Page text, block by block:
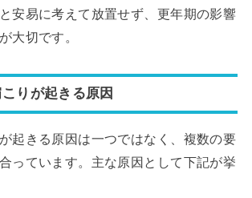
安易に考えて放置せず、更年期の影響
大切です。
りが起きる原因
起きる原因は一つではなく、複数の要
っています。主な原因として下記が挙